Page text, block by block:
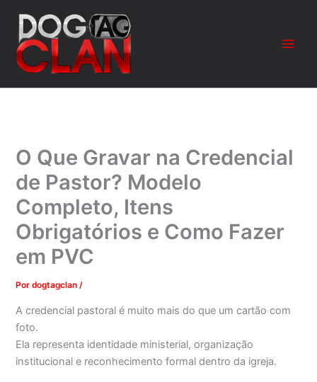
para
conteúdo
O Que Gravar na Credencial
de Pastor? Modelo
Completo, Itens
Obrigatórios e Como Fazer
em PVC
Pordogtagclan/
A credencial pastoral é muito mais do que um cartão com
foto.
Ela representa identidade ministerial, organização
institucional e reconhecimento formal dentro da igreja.